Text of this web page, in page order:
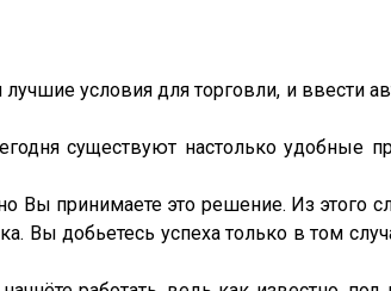
условия для торговли, и ввести
существуют настолько удобные
Вы принимаете это решение. Из этого
Вы добьетесь успеха только в том